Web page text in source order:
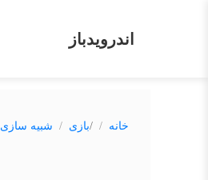
اندرویدباز
خانه /بازی شبیه سازی